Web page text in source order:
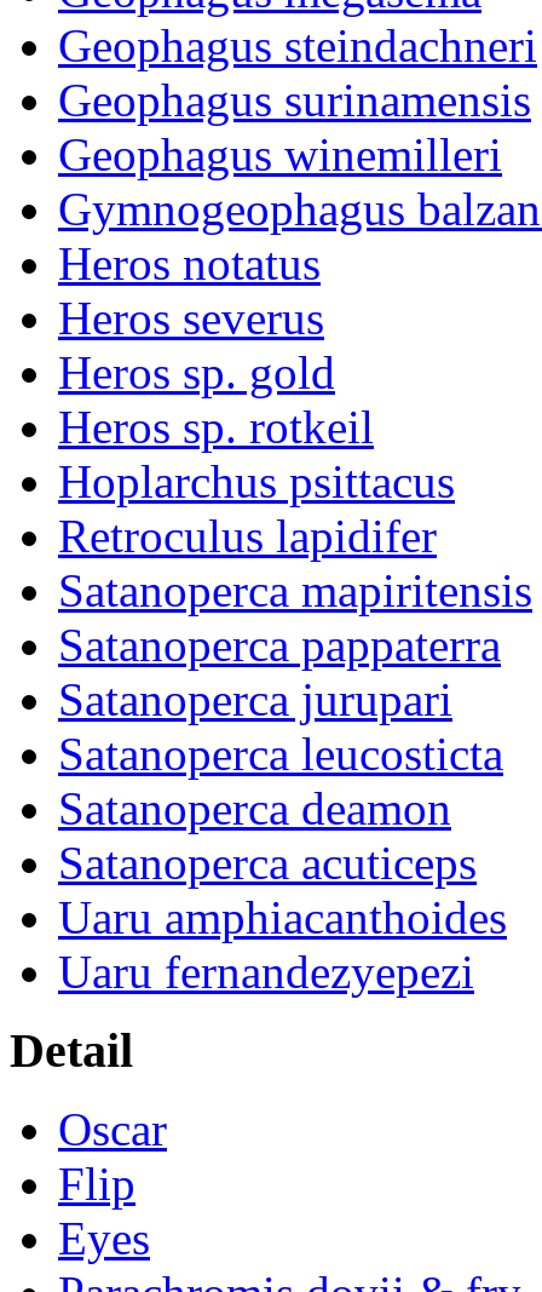
Geophagus steindachneri
Geophagus surinamensis
Geophagus winemilleri
Gymnogeophagus
Heros notatus
Heros severus
Heros sp. gold
Heros sp. rotkeil
Hoplarchus psittacus
Retroculus lapidifer
Satanoperca mapiritensis
Satanoperca pappaterra
Satanoperca jurupari
Satanoperca leucosticta
Satanoperca deamon
Satanoperca acuticeps
Uaru amphiacanthoides
Uaru fernandezyepezi
Detail
Oscar
Flip
Eyes